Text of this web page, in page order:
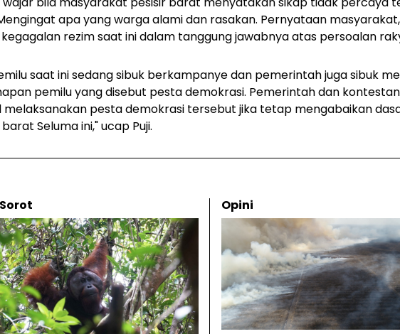
apa yang warga alami dan rasakan. Pernyataan masyarakat,
rezim saat ini dalam tanggung jawabnya atas persoalan
saat ini sedang sibuk berkampanye dan pemerintah juga sibuk
pemilu yang disebut pesta demokrasi. Pemerintah dan
melaksanakan pesta demokrasi tersebut jika tetap mengabaikan
Seluma ini," ucap Puji.
Sorot Opini